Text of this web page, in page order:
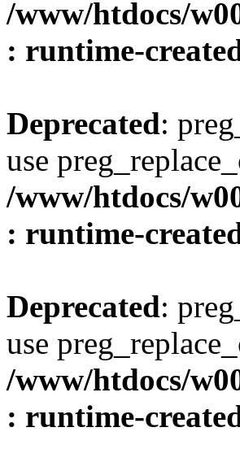
/www/htdocs/
: runtime-
Deprecated:
use
/www/htdocs/
: runtime-
Deprecated:
use
/www/htdocs/
: runtime-